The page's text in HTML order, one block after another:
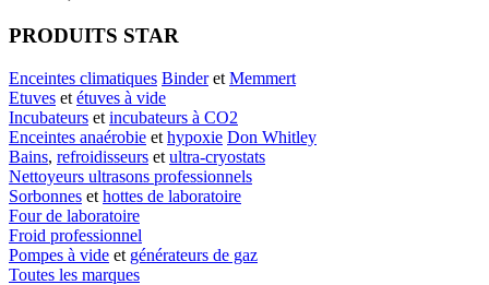
PRODUITS STAR
Enceintes climatiques Binderet Memmert
Etuves et étuves à vide
Incubateurs et incubateurs à CO2
Enceintes anaérobie et hypoxie Don Whitley
Bains, refroidisseurs et ultra-cryostats
Nettoyeurs ultrasons professionnels
Sorbonnes et hottes de laboratoire
Four de laboratoire
Froid professionnel
Pompes à vide et générateurs de gaz
Toutes les marques